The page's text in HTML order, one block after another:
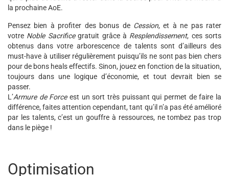
la prochaine AoE.
Pensez bien à profiter des bonus de Cession, et à ne pas rater
votre Noble Sacrificegratuit grâce à Resplendissement, ces sorts
obtenus dans votre arborescence de talents sont d’ailleurs des
must-have à utiliser régulièrement puisqu’ils ne sont pas bien chers
pour de bons heals effectifs. Sinon, jouez en fonction de la situation,
toujours dans une logique d’économie, et tout devrait bien se
passer.
L’Armure de Force est un sort très puissant qui permet de faire la
différence, faites attention cependant, tant qu’il n’a pas été amélioré
par les talents, c’est un gouffre à ressources, ne tombez pas trop
dans le piège !
Optimisation